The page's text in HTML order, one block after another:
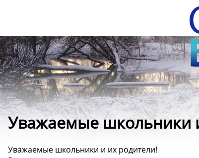
Уважаемые школьники
Уважаемые школьники и их родители!